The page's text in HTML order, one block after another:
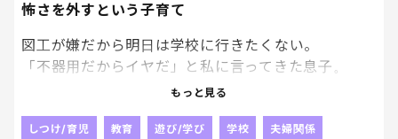
先生のハンコもらうやつだよ？
ぐしゃぐしゃになってるけど？
それポケモンカードじゃないよ？
怖さを外すという子育て
図工が嫌だから明日は学校に行きたくない。
「不器用だからイヤだ」と私に言ってきた息子。
リーズした瞬間に夫が会話に入ってきた。
もっと見る
しつけ/育児 教育 遊び/学び 学校 夫婦関係